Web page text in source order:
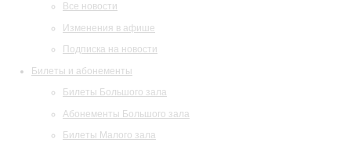
Все новости
Изменения в афише
Подписка на новости
Билеты и абонементы
Билеты Большого зала
Абонементы Большого зала
Билеты Малого зала